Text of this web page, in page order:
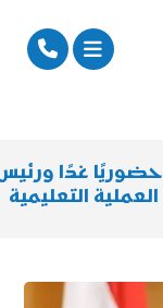
حضوريًا غدًا ورئيس
التعليمية